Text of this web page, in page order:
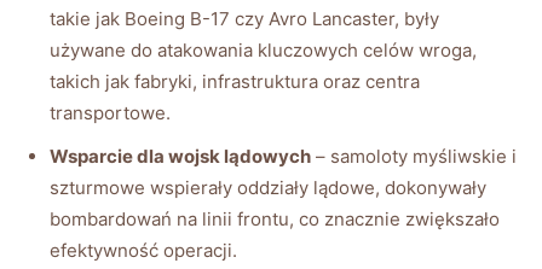
takie jak Boeing B-17 czy Avro Lancaster, były
używane do atakowania kluczowych celów wroga,
takich jak fabryki, infrastruktura oraz centra
transportowe.
Wsparcie dla wojsk lądowych – samoloty myśliwskie i
szturmowe wspierały oddziały lądowe, dokonywały
bombardowań na linii frontu, co znacznie zwiększało
efektywność operacji.